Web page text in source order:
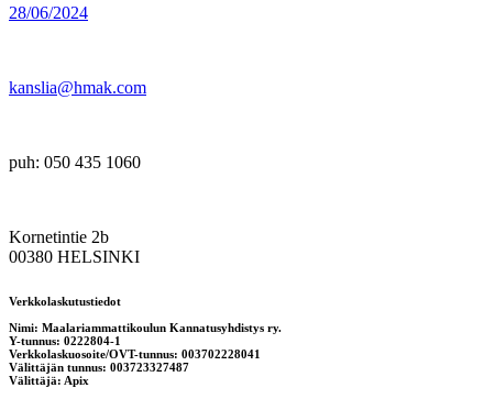
28/06/2024
kanslia@hmak.com
puh: 050 435 1060
Kornetintie 2b
00380 HELSINKI
Verkkolaskutustiedot
Nimi: Maalariammattikoulun Kannatusyhdistys ry.
Y-tunnus: 0222804-1
Verkkolaskuosoite/OVT-tunnus: 003702228041
Välittäjän tunnus: 003723327487
Välittäjä: Apix